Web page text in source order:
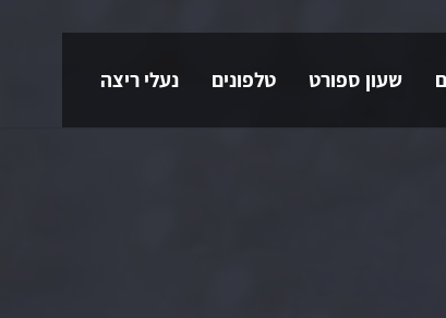
שעון ספורט טלפונים נעלי ריצה